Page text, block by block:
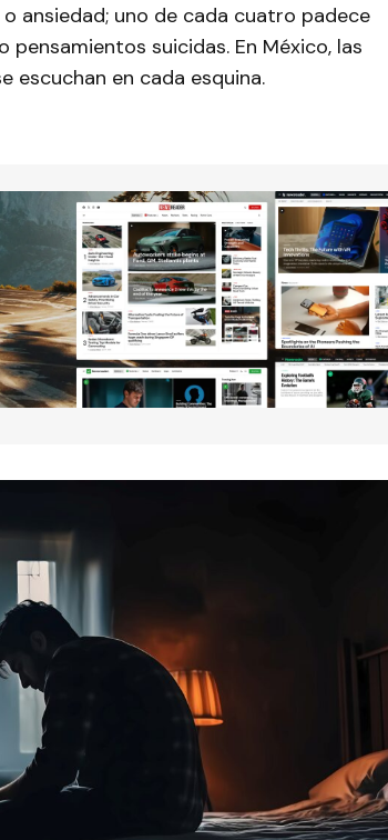
ansiedad; uno de cada cuatro padece
suicidas. En México, las
escuchan en cada esquina.